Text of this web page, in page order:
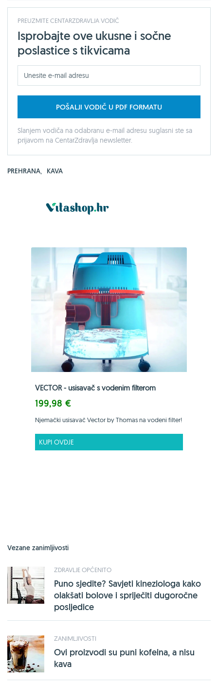
PREUZMITE CENTARZDRAVLJA VODIČ
Isprobajte ove ukusne i sočne
poslastice s tikvicama
POŠALJI VODIČ U PDF FORMATU
Slanjem vodiča na odabranu e-mail adresu suglasni ste sa
prijavom na CentarZdravlja newsletter.
PREHRANA, KAVA
VECTOR - usisavač s vodenim filterom
199,98 €
Njemački usisavač Vector by Thomas na vodeni filter!
KUPI OVDJE
Vezane zanimljivosti
ZDRAVLJE OPĆENITO
Puno sjedite? Savjeti kineziologa kako
olakšati bolove i spriječiti dugoročne
posljedice
ZANIMLJIVOSTI
Ovi proizvodi su puni kofeina, a nisu
kava